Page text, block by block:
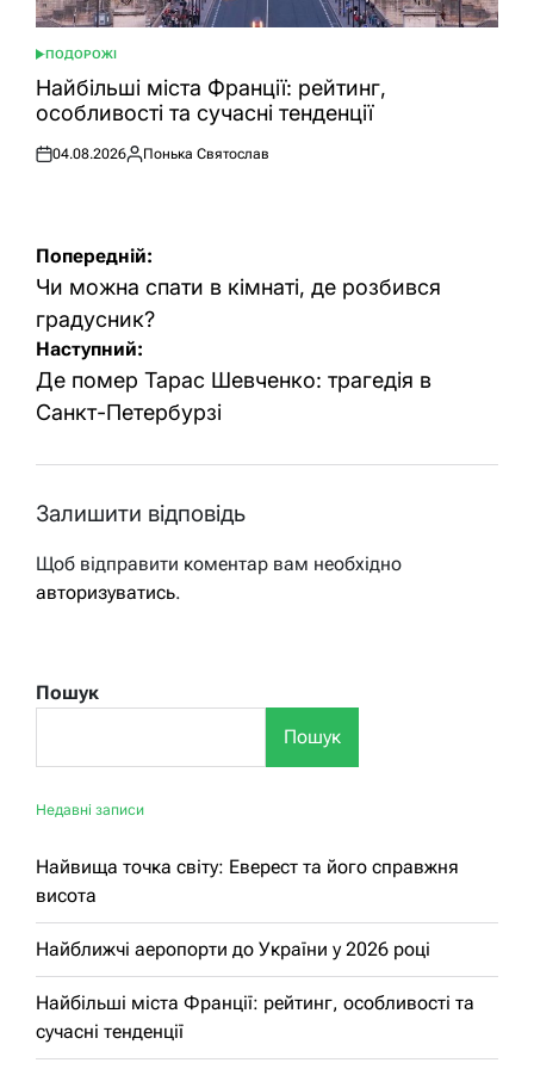
ОПУБЛІКУВАТИ
У
ПОДОРОЖІ
Найбільші міста Франції: рейтинг,
особливості та сучасні тенденції
Оприлюднено
04.08.2026
Опубліковано
Понька Святослав
Навігація
записів
Попередній:
Чи можна спати в кімнаті, де розбився
градусник?
Наступний:
Де помер Тарас Шевченко: трагедія в
Санкт-Петербурзі
Залишити відповідь
Щоб відправити коментар вам необхідно
авторизуватись.
Пошук
Пошук
Недавні записи
Найвища точка світу: Еверест та його справжня
висота
Найближчі аеропорти до України у 2026 році
Найбільші міста Франції: рейтинг, особливості та
сучасні тенденції